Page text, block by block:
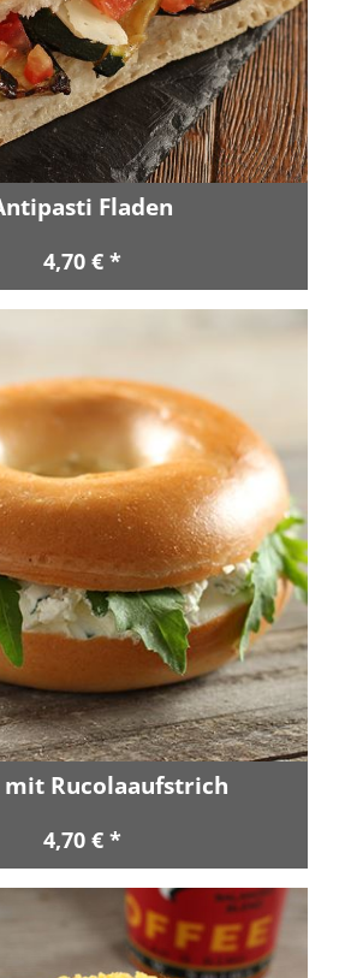
Fladen
4,70 € *
mit Rucolaaufstrich
4,70 € *